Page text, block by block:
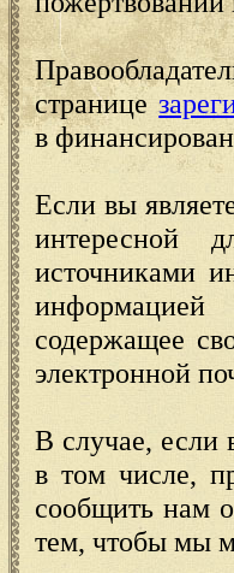
странице
в
Если вы
интересной
источниками
содержащее
электронной
В случае, если
в том числе,
сообщить нам
тем, чтобы мы